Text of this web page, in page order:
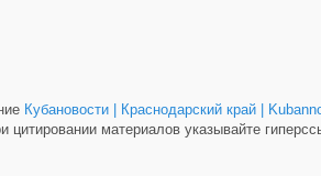
Кубановости | Краснодарский край |
цитировании материалов указывайте